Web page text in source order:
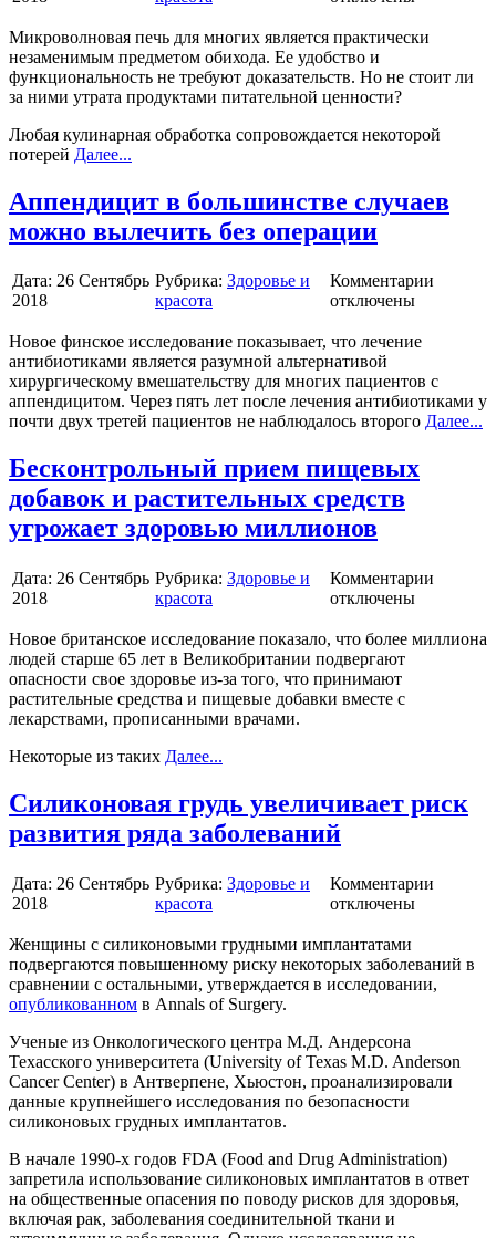
Микроволновая печь для многих является практически
незаменимым предметом обихода. Ее удобство и
функциональность не требуют доказательств. Но не стоит ли
за ними утрата продуктами питательной ценности?
Любая кулинарная обработка сопровождается некоторой
потерей Далее...
Аппендицит в большинстве случаев
можно вылечить без операции
Дата: 26 Сентябрь
2018
Рубрика: Здоровье и
красота
Комментарии
отключены
Новое финское исследование показывает, что лечение
антибиотиками является разумной альтернативой
хирургическому вмешательству для многих пациентов с
аппендицитом. Через пять лет после лечения антибиотиками у
почти двух третей пациентов не наблюдалось второго Далее...
Бесконтрольный прием пищевых
добавок и растительных средств
угрожает здоровью миллионов
Дата: 26 Сентябрь
2018
Рубрика: Здоровье и
красота
Комментарии
отключены
Новое британское исследование показало, что более миллиона
людей старше 65 лет в Великобритании подвергают
опасности свое здоровье из-за того, что принимают
растительные средства и пищевые добавки вместе с
лекарствами, прописанными врачами.
Некоторые из таких Далее...
Силиконовая грудь увеличивает риск
развития ряда заболеваний
Дата: 26 Сентябрь
2018
Рубрика: Здоровье и
красота
Комментарии
отключены
Женщины с силиконовыми грудными имплантатами
подвергаются повышенному риску некоторых заболеваний в
сравнении с остальными, утверждается в исследовании,
опубликованном в Annals of Surgery.
Ученые из Онкологического центра М.Д. Андерсона
Техасского университета (University of Texas M.D. Anderson
Cancer Center) в Антверпене, Хьюстон, проанализировали
данные крупнейшего исследования по безопасности
силиконовых грудных имплантатов.
В начале 1990-х годов FDA (Food and Drug Administration)
запретила использование силиконовых имплантатов в ответ
на общественные опасения по поводу рисков для здоровья,
включая рак, заболевания соединительной ткани и